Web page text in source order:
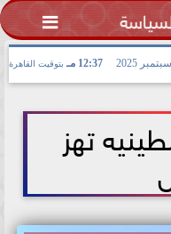

12:37 مـ بتوقيت القاهرة
تهز